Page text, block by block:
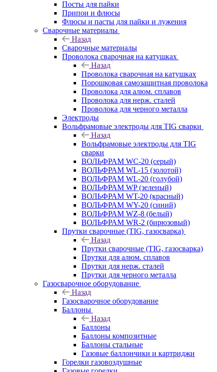
Посты для пайки
Припои и флюсы
Флюсы и пасты для пайки и лужения
Сварочные материалы
Назад
Сварочные материалы
Проволока сварочная на катушках
Назад
Проволока сварочная на катушках
Порошковая самозащитная проволока
Проволока для алюм. сплавов
Проволока для нерж. сталей
Проволока для черного металла
Электроды
Вольфрамовые электроды для TIG сварки
Назад
Вольфрамовые электроды для TIG
сварки
ВОЛЬФРАМ WC-20 (серый)
ВОЛЬФРАМ WL-15 (золотой)
ВОЛЬФРАМ WL-20 (голубой)
ВОЛЬФРАМ WP (зеленый)
ВОЛЬФРАМ WT-20 (красный)
ВОЛЬФРАМ WY-20 (синий)
ВОЛЬФРАМ WZ-8 (белый)
ВОЛЬФРАМ WR-2 (бирюзовый)
Прутки сварочные (TIG, газосварка)
Назад
Прутки сварочные (TIG, газосварка)
Прутки для алюм. сплавов
Прутки для нерж. сталей
Прутки для черного металла
Газосварочное оборудование
Назад
Газосварочное оборудование
Баллоны
Назад
Баллоны
Баллоны композитные
Баллоны стальные
Газовые баллончики и картриджи
Горелки газовоздушные